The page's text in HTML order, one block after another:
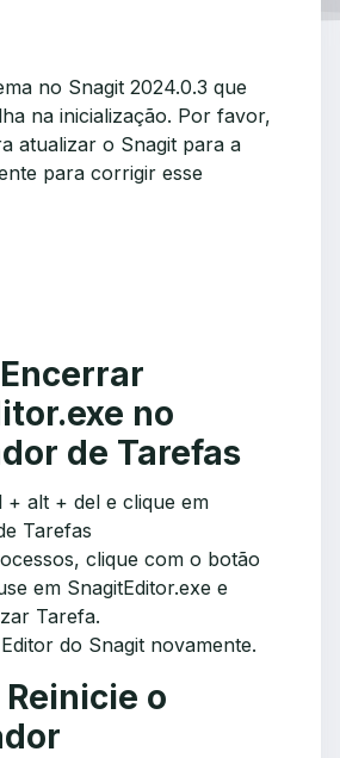
no Snagit 2024.0.3 que
na inicialização. Por favor,
atualizar o Snagit para a
para corrigir esse
no
de Tarefas
+ alt + del e clique em
Tarefas
clique com o botão
em SnagitEditor.exe e
Tarefa.
do Snagit novamente.
o